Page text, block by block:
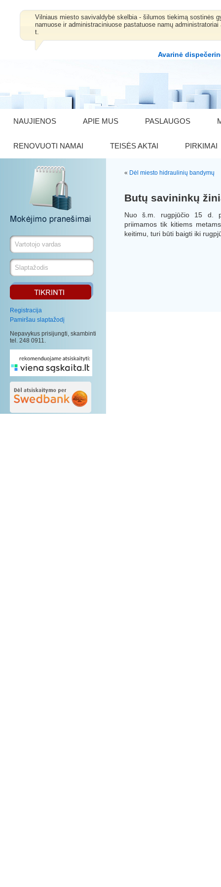
Vilniaus miesto savivaldybė skelbia - šilumos tiekimą sostinės
namuose ir administraciniuose pastatuose namų
t.
Avarinė
NAUJIENOS APIE MUS PASLAUGOS
RENOVUOTI NAMAI TEISĖS AKTAI PIRKIMAI
Registracija
Pamiršau slaptažodį
Nepavykus prisijungti, skambinti
tel. 248 0911.
« Dėl miesto hidraulinių bandymų
Butų savininkų
Nuo š.m. rugpjūčio 15 d.
priimamos tik kitiems
keitimu, turi būti baigti iki